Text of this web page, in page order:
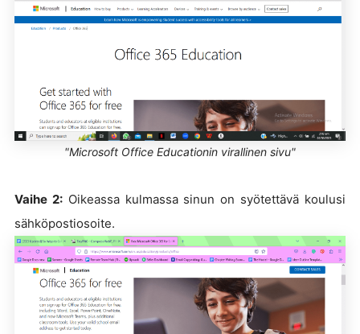
"Microsoft Office Educationin virallinen sivu"
Vaihe 2:Oikeassa kulmassa sinun on syötettävä koulusi
sähköpostiosoite.